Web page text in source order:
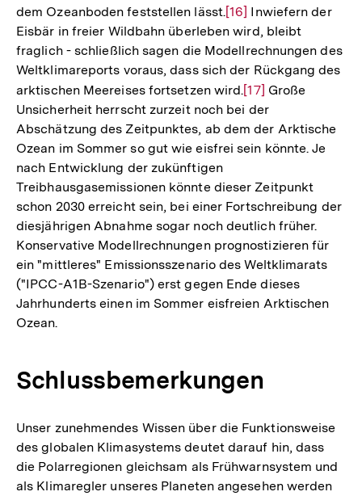
dem Ozeanboden feststellen lässt.Zur
Auflösung
der
Fußnote
[16] Inwiefern der
Eisbär in freier Wildbahn überleben wird, bleibt
fraglich - schließlich sagen die Modellrechnungen des
Weltklimareports voraus, dass sich der Rückgang des
arktischen Meereises fortsetzen wird.Zur
Auflösung
der
Fußnote
[17] Große
Unsicherheit herrscht zurzeit noch bei der
Abschätzung des Zeitpunktes, ab dem der Arktische
Ozean im Sommer so gut wie eisfrei sein könnte. Je
nach Entwicklung der zukünftigen
Treibhausgasemissionen könnte dieser Zeitpunkt
schon 2030 erreicht sein, bei einer Fortschreibung der
diesjährigen Abnahme sogar noch deutlich früher.
Konservative Modellrechnungen prognostizieren für
ein "mittleres" Emissionsszenario des Weltklimarats
("IPCC-A1B-Szenario") erst gegen Ende dieses
Jahrhunderts einen im Sommer eisfreien Arktischen
Ozean.
Schlussbemerkungen
Unser zunehmendes Wissen über die Funktionsweise
des globalen Klimasystems deutet darauf hin, dass
die Polarregionen gleichsam als Frühwarnsystem und
als Klimaregler unseres Planeten angesehen werden